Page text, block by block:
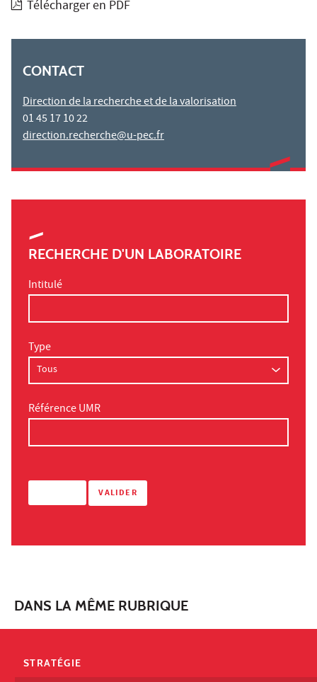
Télécharger en PDF
CONTACT
Direction de la recherche et de la valorisation
01 45 17 10 22
direction.recherche@u-pec.fr
RECHERCHE D'UN LABORATOIRE
Intitulé
Type
Référence UMR
DANS LA MÊME RUBRIQUE
STRATÉGIE